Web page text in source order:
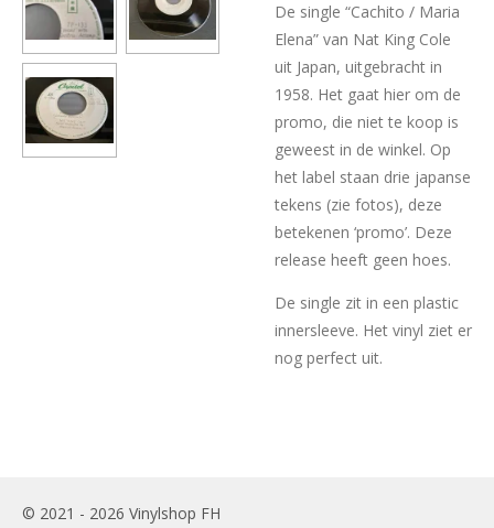
De single “Cachito / Maria
Elena” van Nat King Cole
uit Japan, uitgebracht in
1958. Het gaat hier om de
promo, die niet te koop is
geweest in de winkel. Op
het label staan drie japanse
tekens (zie fotos), deze
betekenen ‘promo’. Deze
release heeft geen hoes.
De single zit in een plastic
innersleeve. Het vinyl ziet er
nog perfect uit.
© 2021 - 2026 Vinylshop FH